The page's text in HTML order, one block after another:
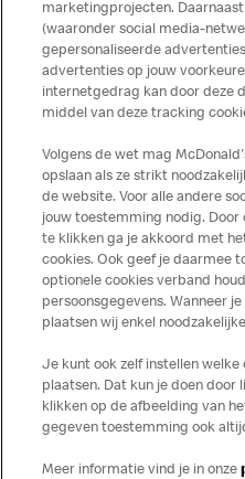
Over ons
Services
Contact
marketingprojecten.
(waaronder social media-
gepersonaliseerde
advertenties op jouw
internetgedrag kan door deze
middel van deze tracking
Volgens de wet mag
opslaan als ze strikt
de website. Voor alle andere
jouw toestemming nodig. Door
te klikken ga je akkoord met
cookies. Ook geef je daarmee
optionele cookies verband
persoonsgegevens. Wanneer je
plaatsen wij enkel
Je kunt ook zelf instellen welke
plaatsen. Dat kun je doen door
klikken op de afbeelding van
gegeven toestemming ook
Meer informatie vind je in onze